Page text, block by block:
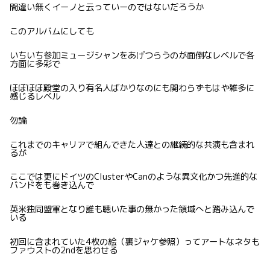
間違い無くイーノと云っていーのではないだろうか
このアルバムにしても
いちいち参加ミュージシャンをあげつらうのが面倒なレベルで各
方面に多彩で
ほぼほぼ殿堂の入り有名人ばかりなのにも関わらずもはや雑多に
感じるレベル
勿論
これまでのキャリアで組んできた人達との継続的な共演も含まれ
るが
ここでは更にドイツのClusterやCanのような異文化かつ先進的な
バンドをも巻き込んで
英米独同盟軍となり誰も聴いた事の無かった領域へと踏み込んで
いる
初回に含まれていた4枚の絵（裏ジャケ参照）ってアートなネタも
ファウストの2ndを思わせる